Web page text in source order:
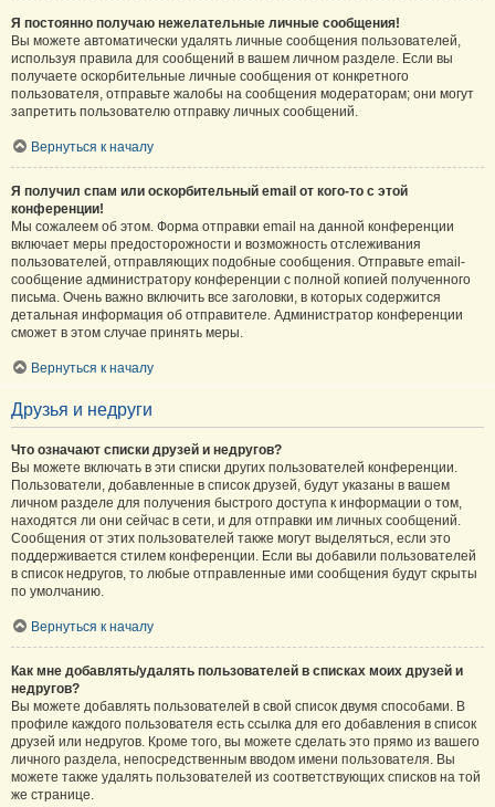
Я постоянно получаю нежелательные личные сообщения!
Вы можете автоматически удалять личные сообщения пользователей,
используя правила для сообщений в вашем личном разделе. Если вы
получаете оскорбительные личные сообщения от конкретного
пользователя, отправьте жалобы на сообщения модераторам; они могут
запретить пользователю отправку личных сообщений.
Вернуться к началу
Я получил спам или оскорбительный email от кого-то с этой
конференции!
Мы сожалеем об этом. Форма отправки email на данной конференции
включает меры предосторожности и возможность отслеживания
пользователей, отправляющих подобные сообщения. Отправьте email-
сообщение администратору конференции с полной копией полученного
письма. Очень важно включить все заголовки, в которых содержится
детальная информация об отправителе. Администратор конференции
сможет в этом случае принять меры.
Вернуться к началу
Друзья и недруги
Что означают списки друзей и недругов?
Вы можете включать в эти списки других пользователей конференции.
Пользователи, добавленные в список друзей, будут указаны в вашем
личном разделе для получения быстрого доступа к информации о том,
находятся ли они сейчас в сети, и для отправки им личных сообщений.
Сообщения от этих пользователей также могут выделяться, если это
поддерживается стилем конференции. Если вы добавили пользователей
в список недругов, то любые отправленные ими сообщения будут скрыты
по умолчанию.
Вернуться к началу
Как мне добавлять/удалять пользователей в списках моих друзей и
недругов?
Вы можете добавлять пользователей в свой список двумя способами. В
профиле каждого пользователя есть ссылка для его добавления в список
друзей или недругов. Кроме того, вы можете сделать это прямо из вашего
личного раздела, непосредственным вводом имени пользователя. Вы
можете также удалять пользователей из соответствующих списков на той
же странице.